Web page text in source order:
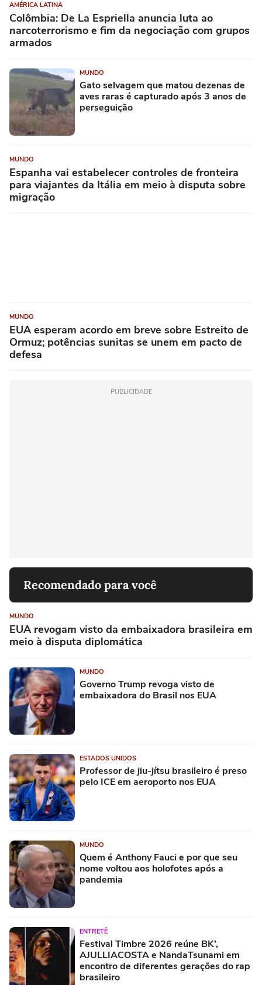
AMÉRICA LATINA
Colômbia: De La Espriella anuncia luta ao
narcoterrorismo e fim da negociação com grupos
armados
MUNDO
Gato selvagem que matou dezenas de
aves raras é capturado após 3 anos de
perseguição
MUNDO
Espanha vai estabelecer controles de fronteira
para viajantes da Itália em meio à disputa sobre
migração
MUNDO
EUA esperam acordo em breve sobre Estreito de
Ormuz; potências sunitas se unem em pacto de
defesa
PUBLICIDADE
Recomendado para você
MUNDO
EUA revogam visto da embaixadora brasileira em
meio à disputa diplomática
MUNDO
Governo Trump revoga visto de
embaixadora do Brasil nos EUA
ESTADOS UNIDOS
Professor de jiu-jítsu brasileiro é preso
pelo ICE em aeroporto nos EUA
MUNDO
Quem é Anthony Fauci e por que seu
nome voltou aos holofotes após a
pandemia
ENTRETÊ
Festival Timbre 2026 reúne BK’,
AJULLIACOSTA e NandaTsunami em
encontro de diferentes gerações do rap
brasileiro